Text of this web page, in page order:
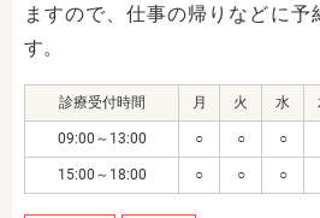
ますので、仕事の帰りなどに
す。
診療受付時間 月 火 水
09:00～13:00 ○ ○ ○
15:00～18:00 ○ ○ ○